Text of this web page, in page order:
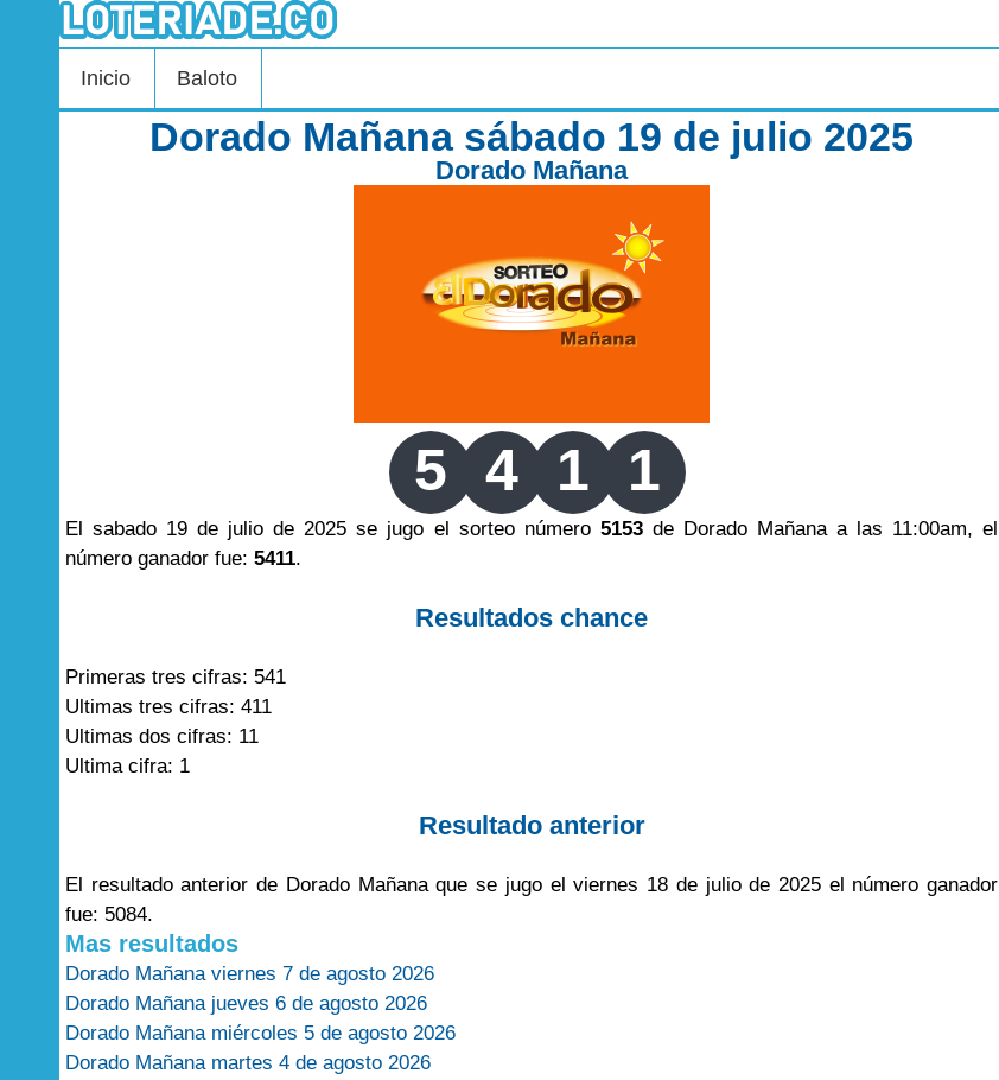
Inicio Baloto
Dorado Mañana sábado 19 de julio 2025
Dorado Mañana
5 4 1 1
El sabado 19 de julio de 2025 se jugo el sorteo número 5153de Dorado Mañana a las 11:00am, el
número ganador fue: 5411.
Resultados chance
Primeras tres cifras: 541
Ultimas tres cifras: 411
Ultimas dos cifras: 11
Ultima cifra: 1
Resultado anterior
El resultado anterior de Dorado Mañana que se jugo el viernes 18 de julio de 2025 el número ganador
fue: 5084.
Mas resultados
Dorado Mañana viernes 7 de agosto 2026
Dorado Mañana jueves 6 de agosto 2026
Dorado Mañana miércoles 5 de agosto 2026
Dorado Mañana martes 4 de agosto 2026